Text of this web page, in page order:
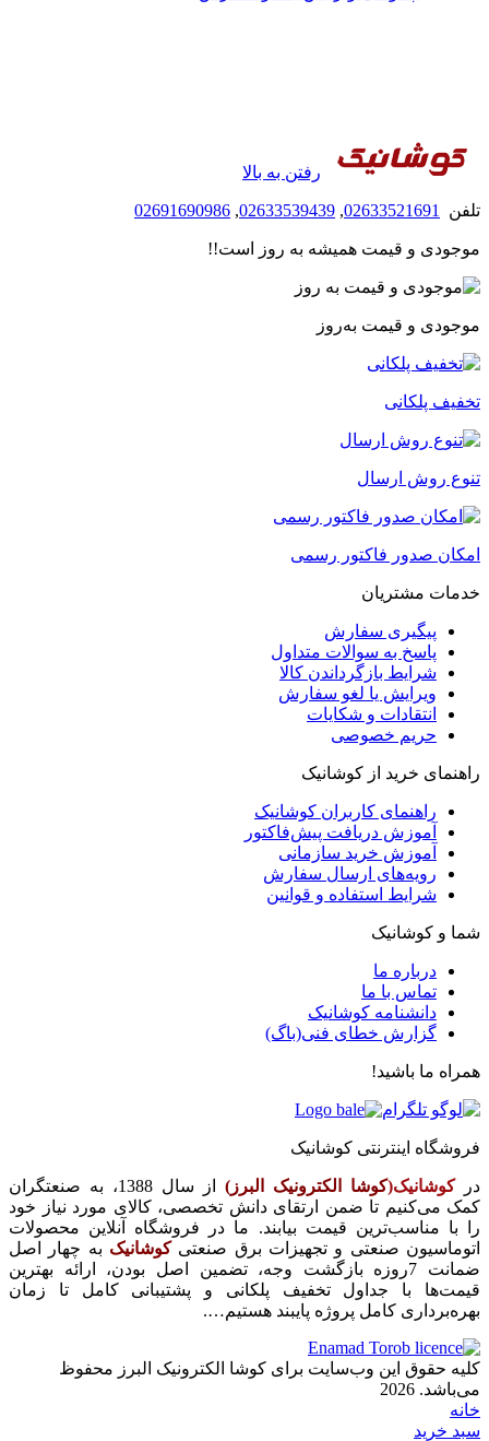
رفتن به بالا
تلفن 02633521691
,
02633539439
,
02691690986
موجودی و قیمت همیشه به روز است!!
موجودی و قیمت به‌روز
تخفیف پلکانی
تنوع روش ارسال
امکان صدور فاکتور رسمی
خدمات مشتریان
پیگیری سفارش
پاسخ به سوالات متداول
شرایط بازگرداندن کالا
ویرایش یا لغو سفارش
انتقادات و شکایات
حریم خصوصی
راهنمای خرید از کوشانیک
راهنمای کاربران کوشانیک
آموزش دریافت پیش‌فاکتور
آموزش خرید سازمانی
رویه‌های ارسال سفارش
شرایط استفاده و قوانین
شما و کوشانیک
درباره ما
تماس با ما
دانشنامه کوشانیک
گزارش خطای فنی(باگ)
همراه ما باشید!
فروشگاه اینترنتی کوشانیک
در کوشانیک(کوشا الکترونیک البرز)
از سال 1388، به صنعتگران
کمک می‌کنیم تا ضمن ارتقای دانش تخصصی، کالای مورد نیاز خود
را با مناسب‌ترین قیمت بیابند. ما در فروشگاه آنلاین محصولات
اتوماسیون صنعتی و تجهیزات برق صنعتی کوشانیک به چهار اصل
ضمانت 7روزه بازگشت وجه، تضمین اصل بودن، ارائه بهترین
قیمت‌ها با جداول تخفیف پلکانی و پشتیبانی کامل تا زمان
بهره‌برداری کامل پروژه پایبند هستیم….
کلیه حقوق این وب‌سایت برای کوشا الکترونیک البرز محفوظ
می‌باشد. 2026
خانه
سبد خرید